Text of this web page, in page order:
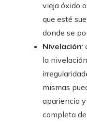
vieja óxido
que esté
donde se
Nivelación:
la
mismas
apariencia
completa